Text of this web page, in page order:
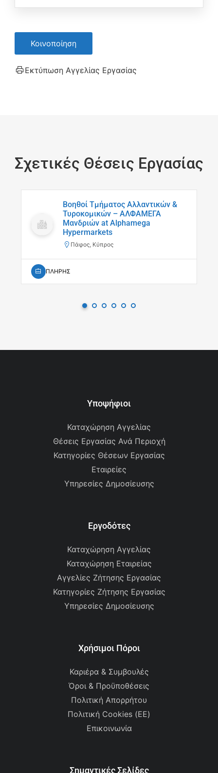
Κοινοποίηση
Εκτύπωση Αγγελίας Εργασίας
Σχετικές Θέσεις Εργασίας
Βοηθοί Τμήματος Αλλαντικών &
Τυροκομικών – ΑΛΦΑΜΕΓΑ
Μανδριών at Alphamega
Hypermarkets
Πάφος, Κύπρος
ΠΛΗΡΗΣ
Υποψήφιοι
Καταχώρηση Αγγελίας
Θέσεις Εργασίας Ανά Περιοχή
Κατηγορίες Θέσεων Εργασίας
Εταιρείες
Υπηρεσίες Δημοσίευσης
Εργοδότες
Καταχώρηση Αγγελίας
Καταχώρηση Εταιρείας
Αγγελίες Ζήτησης Εργασίας
Κατηγορίες Ζήτησης Εργασίας
Υπηρεσίες Δημοσίευσης
Χρήσιμοι Πόροι
Καριέρα & Συμβουλές
Όροι & Προϋποθέσεις
Πολιτική Απορρήτου
Πολιτική Cookies (ΕΕ)
Επικοινωνία
Σημαντικές Σελίδες